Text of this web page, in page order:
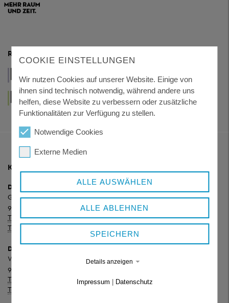
RESSORTS
UND POLITIK
UND TOURISMUS
UND SOZIALES
LEBEN
UND WOHNEN
KUNST
UND KULTUR
KONTAKT
Dienstgebäude Königsfeld
Grafenauer Straße 44
94078 Freyung
Telefon: + 49 8551 57-0
Telefax:+ 49 8551 57-4507
Dienstgebäude Wolfstein
Wolfkerstraße 3
94078 Freyung
Telefon:
+ 49 8551 57-0
Telefax:
COOKIE EINSTELLUNGEN
Wir nutzen Cookies auf unserer Website. Einige von
ihnen sind technisch notwendig, während andere uns
helfen, diese Website zu verbessern oder zusätzliche
Funktionalitäten zur Verfügung zu stellen.
Notwendige Cookies
Externe Medien
ALLE AUSWÄHLEN
ALLE ABLEHNEN
SPEICHERN
Details anzeigen
Impressum | Datenschutz